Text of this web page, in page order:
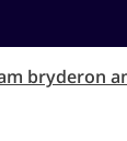
bryderon